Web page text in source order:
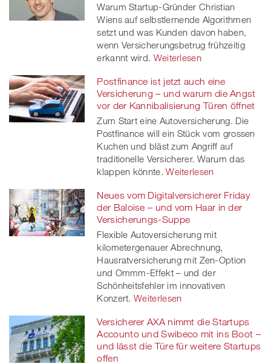
Warum Startup-Gründer Christian
Wiens auf selbstlernende Algorithmen
setzt und was Kunden davon haben,
wenn Versicherungsbetrug frühzeitig
erkannt wird. Weiterlesen
Postfinance ist jetzt auch eine
Versicherung – und warum die Angst
vor der Kannibalisierung Türen öffnet
Zum Start eine Autoversicherung. Die
Postfinance will ein Stück vom grossen
Kuchen und bläst zum Angriff auf
traditionelle Versicherer. Warum das
klappen könnte. Weiterlesen
Neues vom Digitalversicherer Friday
der Baloise – und vom Haar in der
Versicherungs-Suppe
Flexible Autoversicherung mit
kilometergenauer Abrechnung,
Hausratversicherung mit Zen-Option
und Ommm-Effekt – und der
Schönheitsfehler im innovativen
Konzert. Weiterlesen
Versicherer AXA nimmt die Startups
Accounto und Swibeco mit ins Boot –
und lässt die Türe für weitere Startups
offen